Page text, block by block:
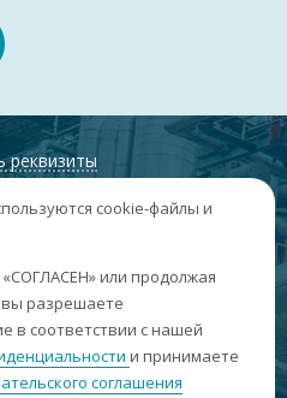
реквизиты
158А, Н1/204
17:00
выходные
cookie-файлы и
или продолжая
вы разрешаете
в соответствии с нашей
и принимаете
соглашения